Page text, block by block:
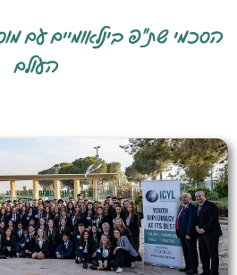
הסכמי שת"פ בינלאומיים עם
העולם